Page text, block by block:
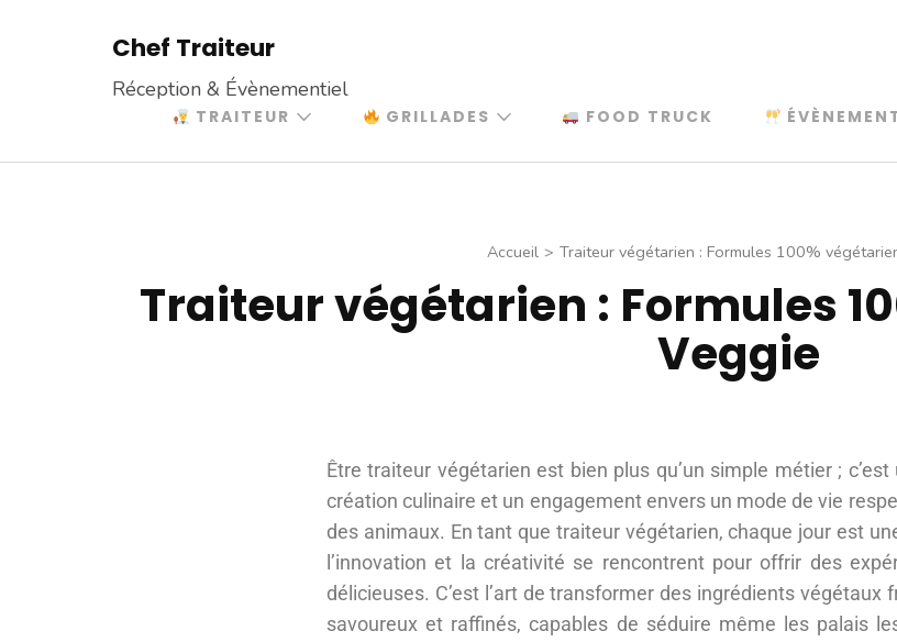
Chef Traiteur
Réception & Évènementiel
TRAITEUR GRILLADES FOOD TRUCK
Accueil > Traiteur végétarien : Formules 100%
Traiteur végétarien : Formules
Veggie
Être traiteur végétarien est bien plus qu’un simple métier ;
création culinaire et un engagement envers un mode de vie
des animaux. En tant que traiteur végétarien, chaque jour est
l’innovation et la créativité se rencontrent pour offrir des
délicieuses. C’est l’art de transformer des ingrédients végétaux
savoureux et raffinés, capables de séduire même les palais